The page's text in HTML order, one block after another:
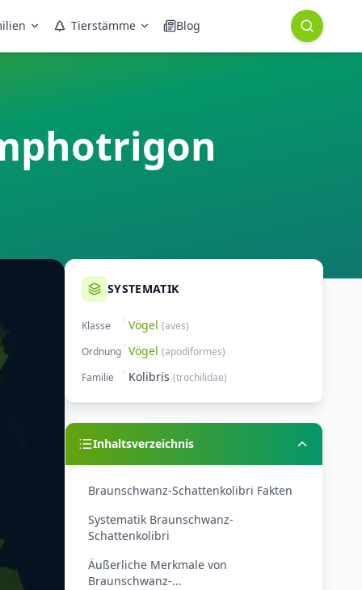
Tierstämme Blog
SYSTEMATIK
Klasse Vögel (aves)
Ordnung Vögel (apodiformes)
Familie
Kolibris (trochilidae)
Inhaltsverzeichnis
Braunschwanz-Schattenkolibri Fakten
Systematik Braunschwanz-
Schattenkolibri
Äußerliche Merkmale von
Braunschwanz-...